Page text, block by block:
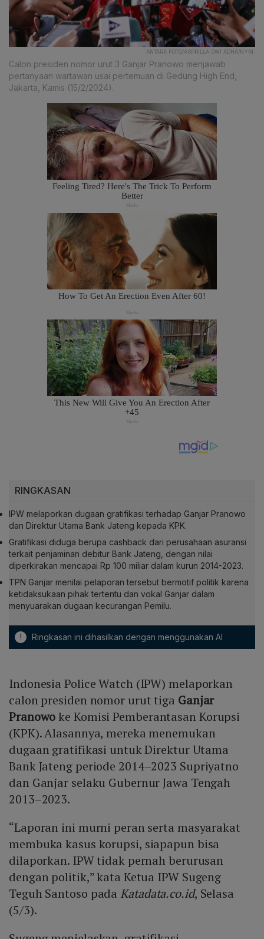
ANTARA FOTO/ASPRILLA DWI ADHA/NYM.
Calon presiden nomor urut 3 Ganjar Pranowo menjawab
pertanyaan wartawan usai pertemuan di Gedung High End,
Jakarta, Kamis (15/2/2024).
RINGKASAN
IPW melaporkan dugaan gratifikasi terhadap Ganjar Pranowo
dan Direktur Utama Bank Jateng kepada KPK.
Gratifikasi diduga berupa cashback dari perusahaan asuransi
terkait penjaminan debitur Bank Jateng, dengan nilai
diperkirakan mencapai Rp 100 miliar dalam kurun 2014-2023.
TPN Ganjar menilai pelaporan tersebut bermotif politik karena
ketidaksukaan pihak tertentu dan vokal Ganjar dalam
menyuarakan dugaan kecurangan Pemilu.
! Ringkasan ini dihasilkan dengan menggunakan AI
Indonesia Police Watch (IPW) melaporkan
calon presiden nomor urut tiga Ganjar
Pranowoke Komisi Pemberantasan Korupsi
(KPK). Alasannya, mereka menemukan
dugaan gratifikasi untuk Direktur Utama
Bank Jateng periode 2014–2023 Supriyatno
dan Ganjar selaku Gubernur Jawa Tengah
2013–2023.
“Laporan ini murni peran serta masyarakat
membuka kasus korupsi, siapapun bisa
dilaporkan. IPW tidak pernah berurusan
dengan politik,” kata Ketua IPW Sugeng
Teguh Santoso pada Katadata.co.id, Selasa
(5/3).